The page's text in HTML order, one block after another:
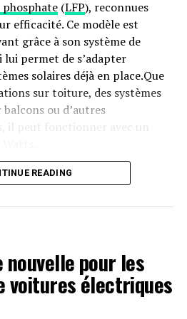
2 COULEURS
FUITE
à 7 d’Irlande : des rêves
Fidji !
(LFP), reconnues
efficacité. Ce modèle est
grâce à son système de
permet de s’adapter
solaires déjà en place.Que
sur toiture, des systèmes
ou d’autres
il peut fonctionner avec un
Énergétique
d’injection dans le réseau
watts,le Solarbank 2 AC
solaires MPPT. Cela
jusqu’à 1200 watts
panneaux solaires additionnels,
totale à un impressionnant
READING
nouvelle pour les
voitures électriques